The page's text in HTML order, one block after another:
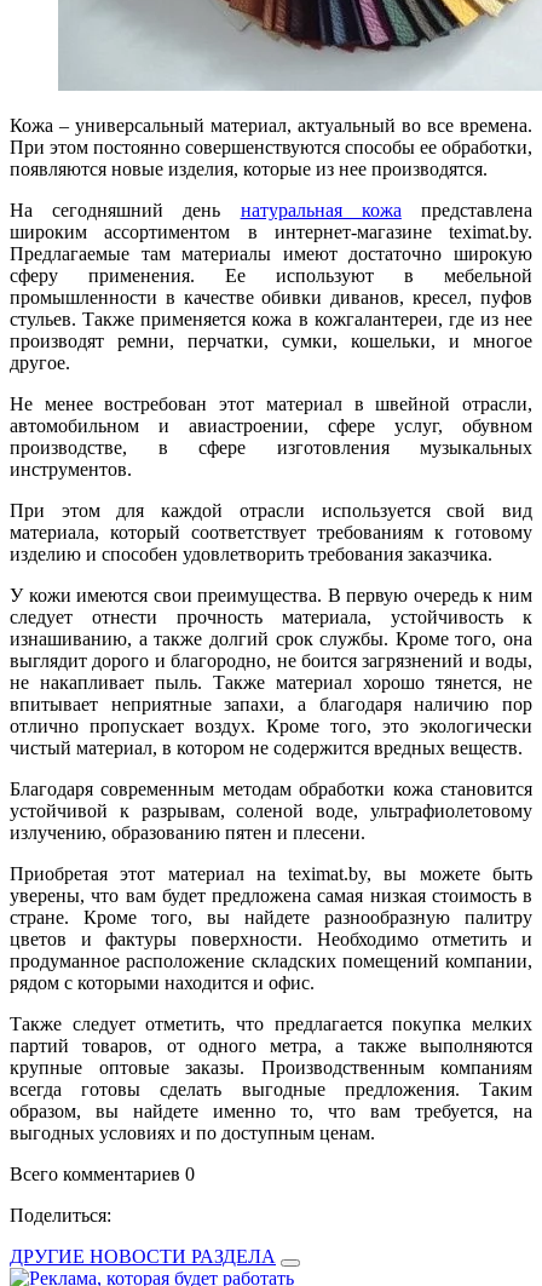
Кожа – универсальный материал, актуальный во все времена.
При этом постоянно совершенствуются способы ее обработки,
появляются новые изделия, которые из нее производятся.
На сегодняшний день натуральная кожа представлена
широким ассортиментом в интернет-магазине teximat.by.
Предлагаемые там материалы имеют достаточно широкую
сферу применения. Ее используют в мебельной
промышленности в качестве обивки диванов, кресел, пуфов
стульев. Также применяется кожа в кожгалантереи, где из нее
производят ремни, перчатки, сумки, кошельки, и многое
другое.
Не менее востребован этот материал в швейной отрасли,
автомобильном и авиастроении, сфере услуг, обувном
производстве, в сфере изготовления музыкальных
инструментов.
При этом для каждой отрасли используется свой вид
материала, который соответствует требованиям к готовому
изделию и способен удовлетворить требования заказчика.
У кожи имеются свои преимущества. В первую очередь к ним
следует отнести прочность материала, устойчивость к
изнашиванию, а также долгий срок службы. Кроме того, она
выглядит дорого и благородно, не боится загрязнений и воды,
не накапливает пыль. Также материал хорошо тянется, не
впитывает неприятные запахи, а благодаря наличию пор
отлично пропускает воздух. Кроме того, это экологически
чистый материал, в котором не содержится вредных веществ.
Благодаря современным методам обработки кожа становится
устойчивой к разрывам, соленой воде, ультрафиолетовому
излучению, образованию пятен и плесени.
Приобретая этот материал на teximat.by, вы можете быть
уверены, что вам будет предложена самая низкая стоимость в
стране. Кроме того, вы найдете разнообразную палитру
цветов и фактуры поверхности. Необходимо отметить и
продуманное расположение складских помещений компании,
рядом с которыми находится и офис.
Также следует отметить, что предлагается покупка мелких
партий товаров, от одного метра, а также выполняются
крупные оптовые заказы. Производственным компаниям
всегда готовы сделать выгодные предложения. Таким
образом, вы найдете именно то, что вам требуется, на
выгодных условиях и по доступным ценам.
Всего комментариев 0
Поделиться:
ДРУГИЕ НОВОСТИ РАЗДЕЛА